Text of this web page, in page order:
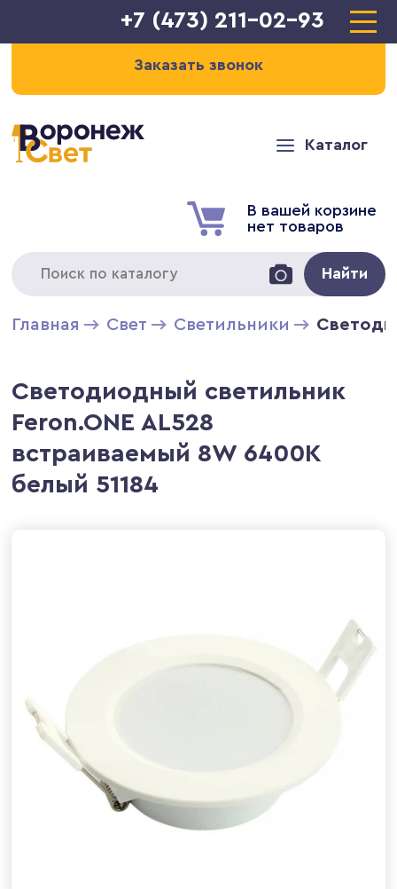
+7 (473) 211-02-93
Заказать звонок
Каталог
В вашей корзине
нет товаров
Найти
Главная Свет Светильники
Светодиодный светильник
Feron.ONE AL528
встраиваемый 8W 6400K
белый 51184